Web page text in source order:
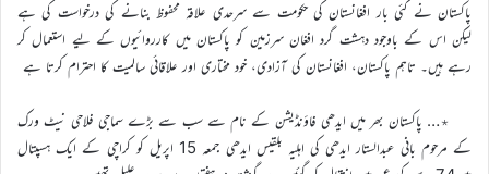
پاکستان نے کئی بار افغانستان کی حکومت سے سرحدی علاقہ محفوظ بنانے کی درخواست کی ہے
لیکن اس کے باوجود دہشت گرد افغان سرزمین کو پاکستان میں کارروائیوں کے لیے استعمال کر
رہے ہیں۔ تاہم پاکستان، افغانستان کی آزادی، خود مختاری اور علاقائی سالمیت کا احترام کرتا ہے
٭… پاکستان بھر میں ایدھی فاؤنڈیشن کے نام سے سب سے بڑے سماجی فلاحی نیٹ ورک
کے مرحوم بانی عبدالستار ایدھی کی اہلیہ بلقیس ایدھی جمعہ 15 اپریل کو کراچی کے ایک ہسپتال